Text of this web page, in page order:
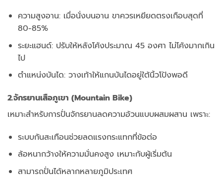
ความสูงอาน: เมื่อนั่งบนอาน ขาควรเหยียดตรงเกือบสุดที่
80-85%
ระยะแฮนด์: ปรับให้หลังโค้งประมาณ 45 องศา ไม่โค้งมากเกิน
ไป
ตำแหน่งบันได: วางเท้าให้แกนบันไดอยู่ใต้นิ้วโป้งพอดี
2.จักรยานเสือภูเขา (Mountain Bike)
เหมาะสำหรับการปั่นจักรยานลดความอ้วนแบบผสมผสาน เพราะ:
ระบบกันสะเทือนช่วยลดแรงกระแทกที่ข้อต่อ
ล้อหนากว้างให้ความมั่นคงสูง เหมาะกับผู้เริ่มต้น
สามารถปั่นได้หลากหลายภูมิประเทศ